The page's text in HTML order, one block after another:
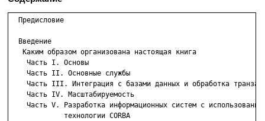
  Предисловие
  Введение
   Каким образом организована настоящая книга
    Часть I. Основы
    Часть II. Основные службы
Часть III. Интеграция с базами данных и обработка
    Часть IV. Масштабируемость
Часть V. Разработка информационных систем с
             технологии CORBA